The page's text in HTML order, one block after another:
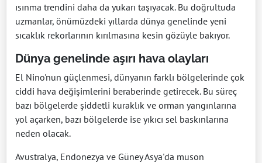
ısınma trendini daha da yukarı taşıyacak. Bu doğrultuda
uzmanlar, önümüzdeki yıllarda dünya genelinde yeni
sıcaklık rekorlarının kırılmasına kesin gözüyle bakıyor.
Dünya genelinde aşırı hava olayları
El Nino'nun güçlenmesi, dünyanın farklı bölgelerinde çok
ciddi hava değişimlerini beraberinde getirecek. Bu süreç
bazı bölgelerde şiddetli kuraklık ve orman yangınlarına
yol açarken, bazı bölgelerde ise yıkıcı sel baskınlarına
neden olacak.
Avustralya, Endonezya ve Güney Asya'da muson